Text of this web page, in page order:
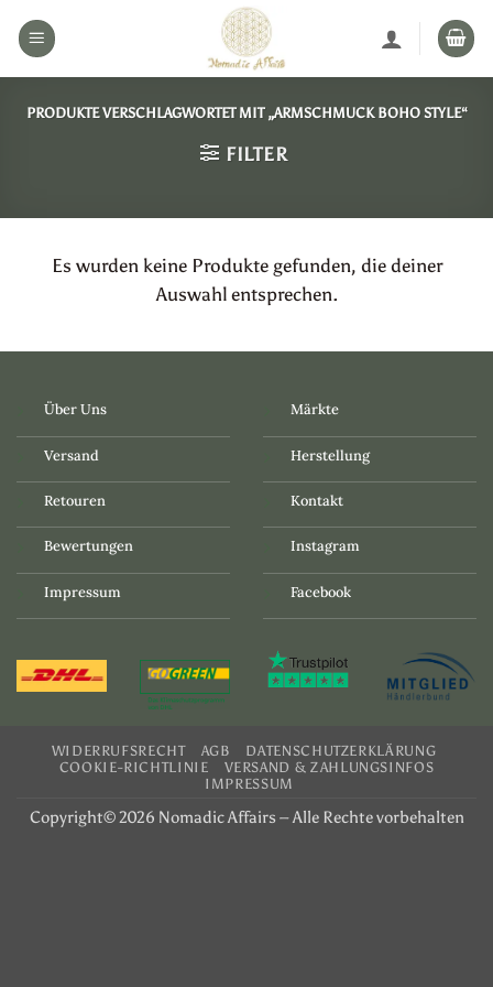
Inhalt
PRODUKTE VERSCHLAGWORTET MIT „ARMSCHMUCK BOHO STYLE“
FILTER
Es wurden keine Produkte gefunden, die deiner
Auswahl entsprechen.
Über Uns
Versand
Retouren
Bewertungen
Impressum
Märkte
Herstellung
Kontakt
Instagram
Facebook
WIDERRUFSRECHT AGB
DATENSCHUTZERKLÄRUNG
COOKIE-RICHTLINIE
VERSAND & ZAHLUNGSINFOS
IMPRESSUM
Copyright© 2026 Nomadic Affairs – Alle Rechte vorbehalten